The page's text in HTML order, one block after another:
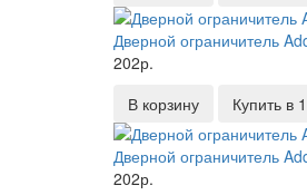
Дверной ограничитель
202р.
В корзину
Купить в
Дверной ограничитель
202р.